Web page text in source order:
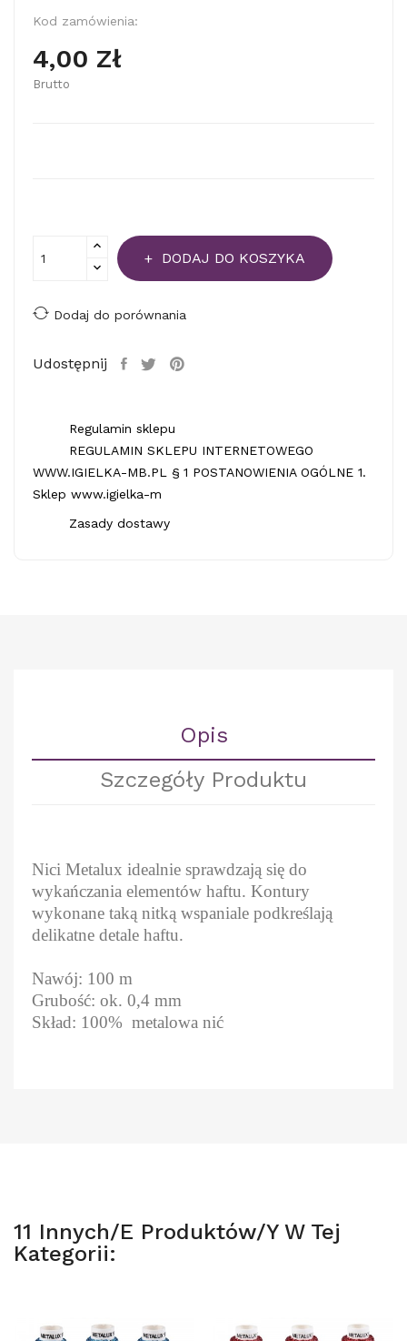
Kod zamówienia:
4,00 Zł
Brutto
DODAJ DO KOSZYKA
Dodaj do porównania
Udostępnij
Regulamin sklepu
REGULAMIN SKLEPU INTERNETOWEGO
WWW.IGIELKA-MB.PL § 1 POSTANOWIENIA OGÓLNE 1.
Sklep www.igielka-m
Zasady dostawy
Opis
Szczegóły Produktu
Nici Metalux idealnie sprawdzają się do
wykańczania elementów haftu. Kontury
wykonane taką nitką wspaniale podkreślają
delikatne detale haftu.
Nawój: 100 m
Grubość: ok. 0,4 mm
Skład: 100% metalowa nić
11 Innych/e Produktów/y W Tej
Kategorii: